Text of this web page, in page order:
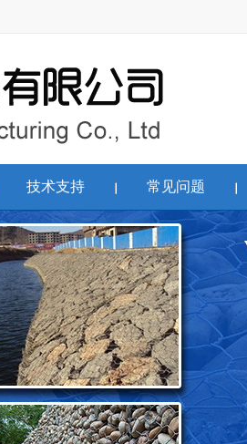
技术支持 常见问题